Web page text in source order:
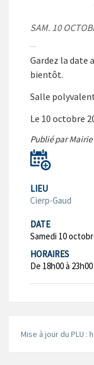
SAM. 10
Gardez la date
bientôt.
Salle
Le 10 octobre
Publié par
LIEU
Cierp-Gaud
DATE
Samedi 10
HORAIRES
De 18h00 à 23h00
Mise à jour du PLU